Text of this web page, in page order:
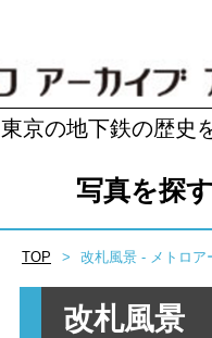
東京の地下鉄の歴史
写真を探す
TOP 改札風景 - メトロア
改札風景